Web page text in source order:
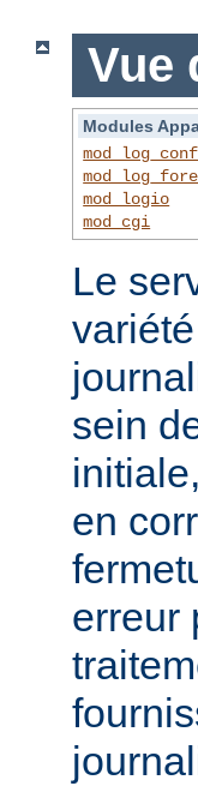
Vue
Modules
mod_logio
mod_cgi
Le
sein
en
erreur